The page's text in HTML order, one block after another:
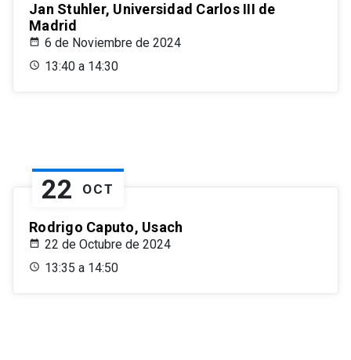
Jan Stuhler, Universidad Carlos III de
Madrid
6 de Noviembre de 2024
13:40 a 14:30
22 OCT
Rodrigo Caputo, Usach
22 de Octubre de 2024
13:35 a 14:50